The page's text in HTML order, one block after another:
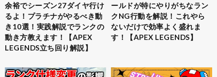
余裕でシーズン27ダイヤ行け
るよ！プラチナがやるべき動
き10選！実践解説でランクの
動き方教えます！【APEX
LEGENDS立ち回り解説】
ールドが特にやりがちなラン
クNG行動を解説！これやら
ないだけで効率よく盛れま
す！【APEX LEGENDS】